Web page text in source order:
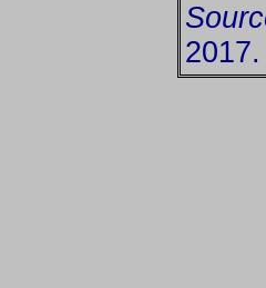
2017.